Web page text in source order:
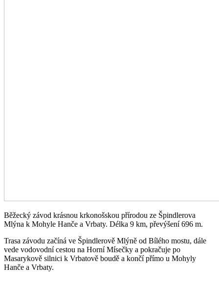
Běžecký závod krásnou krkonošskou přírodou ze Špindlerova
Mlýna k Mohyle Hanče a Vrbaty. Délka 9 km, převýšení 696 m.
Trasa závodu začíná ve Špindlerově Mlýně od Bílého mostu, dále
vede vodovodní cestou na Horní Mísečky a pokračuje po
Masarykově silnici k Vrbatově boudě a končí přímo u Mohyly
Hanče a Vrbaty.